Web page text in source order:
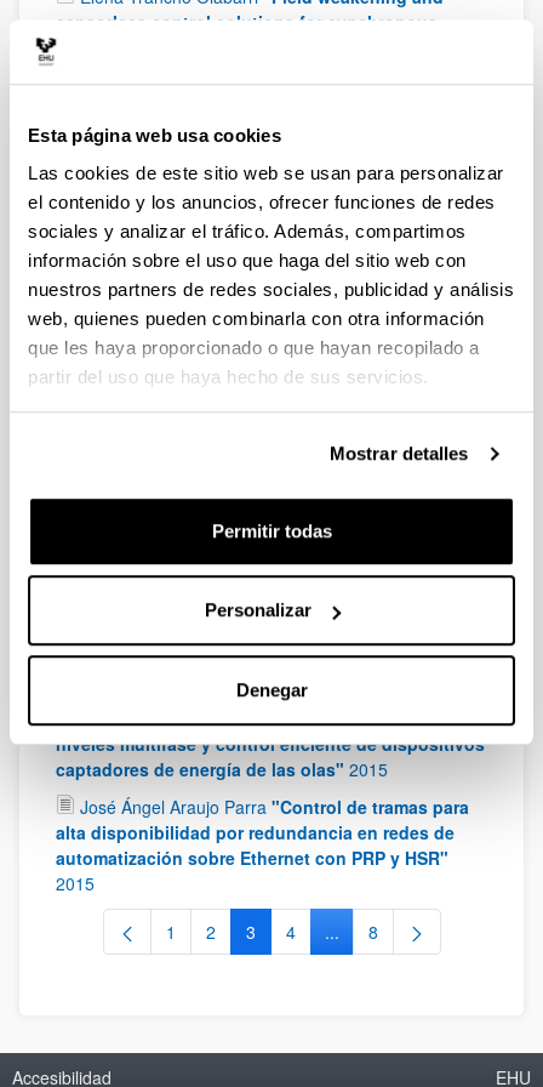
Esta página web usa cookies
Las cookies de este sitio web se usan para personalizar
el contenido y los anuncios, ofrecer funciones de redes
sociales y analizar el tráfico. Además, compartimos
información sobre el uso que haga del sitio web con
nuestros partners de redes sociales, publicidad y análisis
web, quienes pueden combinarla con otra información
que les haya proporcionado o que hayan recopilado a
partir del uso que haya hecho de sus servicios.
Mostrar detalles
Permitir todas
Personalizar
Denegar
sensorless control solutions for synchronous
machines applied to electric vehicles"
Ángel Luis Pérez Basante"Modular Multilevel
Switching Frequency Modulation Strategies and
Circulating Current Control Techniques"
Naiara Moreira Ciruelos "System-on-chip
architecture for secure sub-microsecond
synchronization systems"
2017
Mikel Alberro Astarbe"Espectroscopia de
Impedancia Electroquímica como herramienta de
diagnóstico en el funcionamiento y caracterización
de Pilas de Combustible de Membrana de
Intercambio Protónico (PEMFC)" 2017
circuitos electrónicos para la extracción y
aplicada a materiales piezoeléctricos" 2015
Jorge Martín Real"Metalización de células
solares y tecnología inkjet printing" 2015
Joaquín Pérez Márquez"Verificación difusa en
incertidumbre" 2015
Iraide López Ropero"Técnicas de modelación
para convertidores de fijación por diodos de tres
niveles multifase y control eficiente de dispositivos
captadores de energía de las olas" 2015
José Ángel Araujo Parra "Control de tramas para
alta disponibilidad por redundancia en redes de
automatización sobre Ethernet con PRP y HSR"
2015
Página
1 Página
2 Página
3 Página
4 ...Páginas intermedias Use
Página
8
Accesibilidad EHU